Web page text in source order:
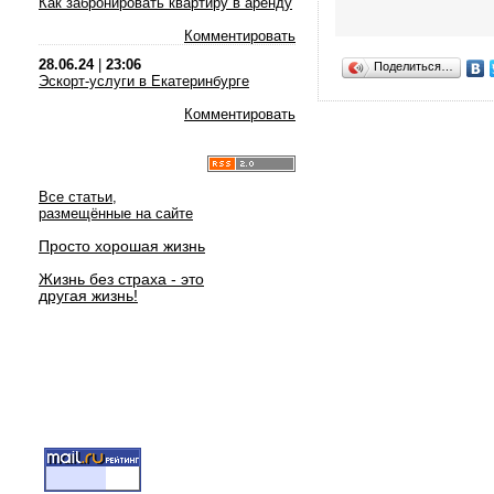
Комментировать
28.06.24| 23:06
Эскорт-услуги в Екатеринбурге
Комментировать
Все статьи,
размещённые на сайте
Просто хорошая жизнь
Жизнь без страха - это
другая жизнь!
Поделиться…